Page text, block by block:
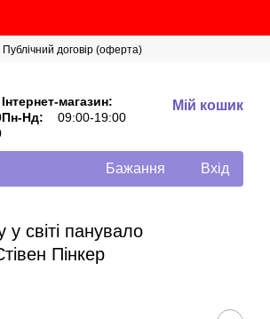
Публічний договір (оферта)
Інтернет-магазин:
Пн-Нд:
09:00-19:00
Мій кошик
Бажання Вхід
світі панувало
Пінкер